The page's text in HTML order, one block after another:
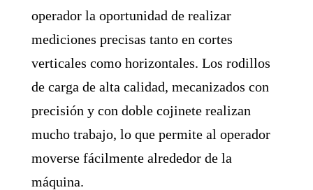
operador la oportunidad de realizar
mediciones precisas tanto en cortes
verticales como horizontales. Los rodillos
de carga de alta calidad, mecanizados con
precisión y con doble cojinete realizan
mucho trabajo, lo que permite al operador
moverse fácilmente alrededor de la
máquina.